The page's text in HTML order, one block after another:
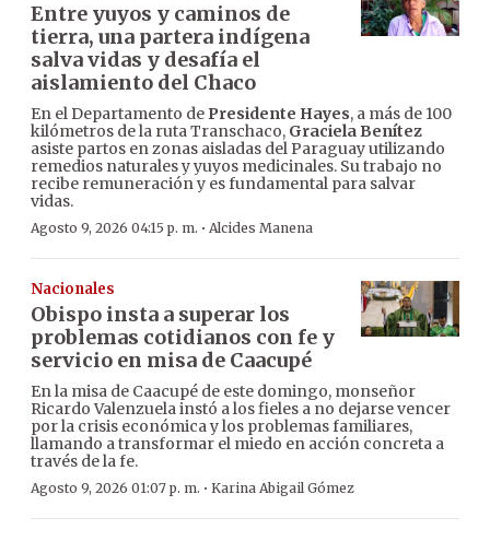
Entre yuyos y caminos de
tierra, una partera indígena
salva vidas y desafía el
aislamiento del Chaco
En el Departamento de Presidente Hayes, a más de 100
kilómetros de la ruta Transchaco, Graciela Benítez
asiste partos en zonas aisladas del Paraguay utilizando
remedios naturales y yuyos medicinales. Su trabajo no
recibe remuneración y es fundamental para salvar
vidas.
Agosto 9, 2026 04:15 p. m. · Alcides Manena
Nacionales
Obispo insta a superar los
problemas cotidianos con fe y
servicio en misa de Caacupé
En la misa de Caacupé de este domingo, monseñor
Ricardo Valenzuela instó a los fieles a no dejarse vencer
por la crisis económica y los problemas familiares,
llamando a transformar el miedo en acción concreta a
través de la fe.
Agosto 9, 2026 01:07 p. m. · Karina Abigail Gómez